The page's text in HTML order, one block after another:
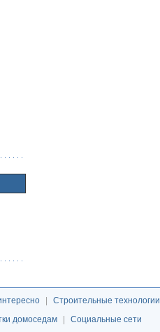
Строительные технологии
домоседам Социальные сети